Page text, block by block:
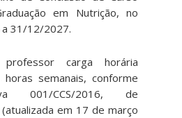
em Nutrição, no
31/12/2027.
carga horária
semanais, conforme
001/CCS/2016, de
em 17 de março